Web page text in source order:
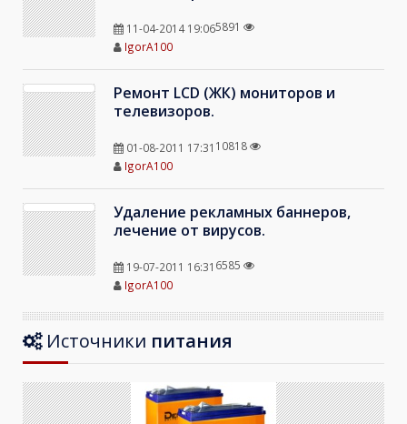
11-04-2014 19:065891
IgorA100
Ремонт LCD (ЖК) мониторов и
телевизоров.
01-08-2011 17:31 10818
IgorA100
Удаление рекламных баннеров,
лечение от вирусов.
19-07-2011 16:31 6585
IgorA100
Источники питания